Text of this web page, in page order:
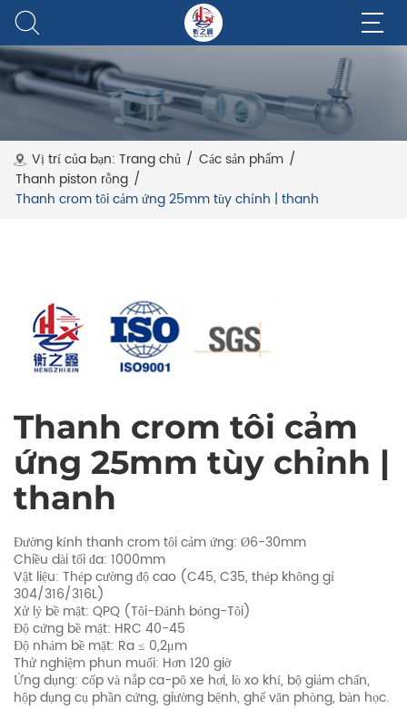
Vị trí của bạn: Trang chủ / Các sản phẩm /
Thanh piston rỗng /
Thanh crom tôi cảm ứng 25mm tùy chỉnh | thanh
Thanh crom tôi cảm
ứng 25mm tùy chỉnh |
thanh
Đường kính thanh crom tôi cảm ứng: Ø6-30mm
Chiều dài tối đa: 1000mm
Vật liệu: Thép cường độ cao (C45, C35, thép không gỉ
304/316/316L)
Xử lý bề mặt: QPQ (Tôi-Đánh bóng-Tôi)
Độ cứng bề mặt: HRC 40-45
Độ nhám bề mặt: Ra ≤ 0,2μm
Thử nghiệm phun muối: Hơn 120 giờ
Ứng dụng: cốp và nắp ca-pô xe hơi, lò xo khí, bộ giảm chấn,
hộp dụng cụ phần cứng, giường bệnh, ghế văn phòng, bàn học.